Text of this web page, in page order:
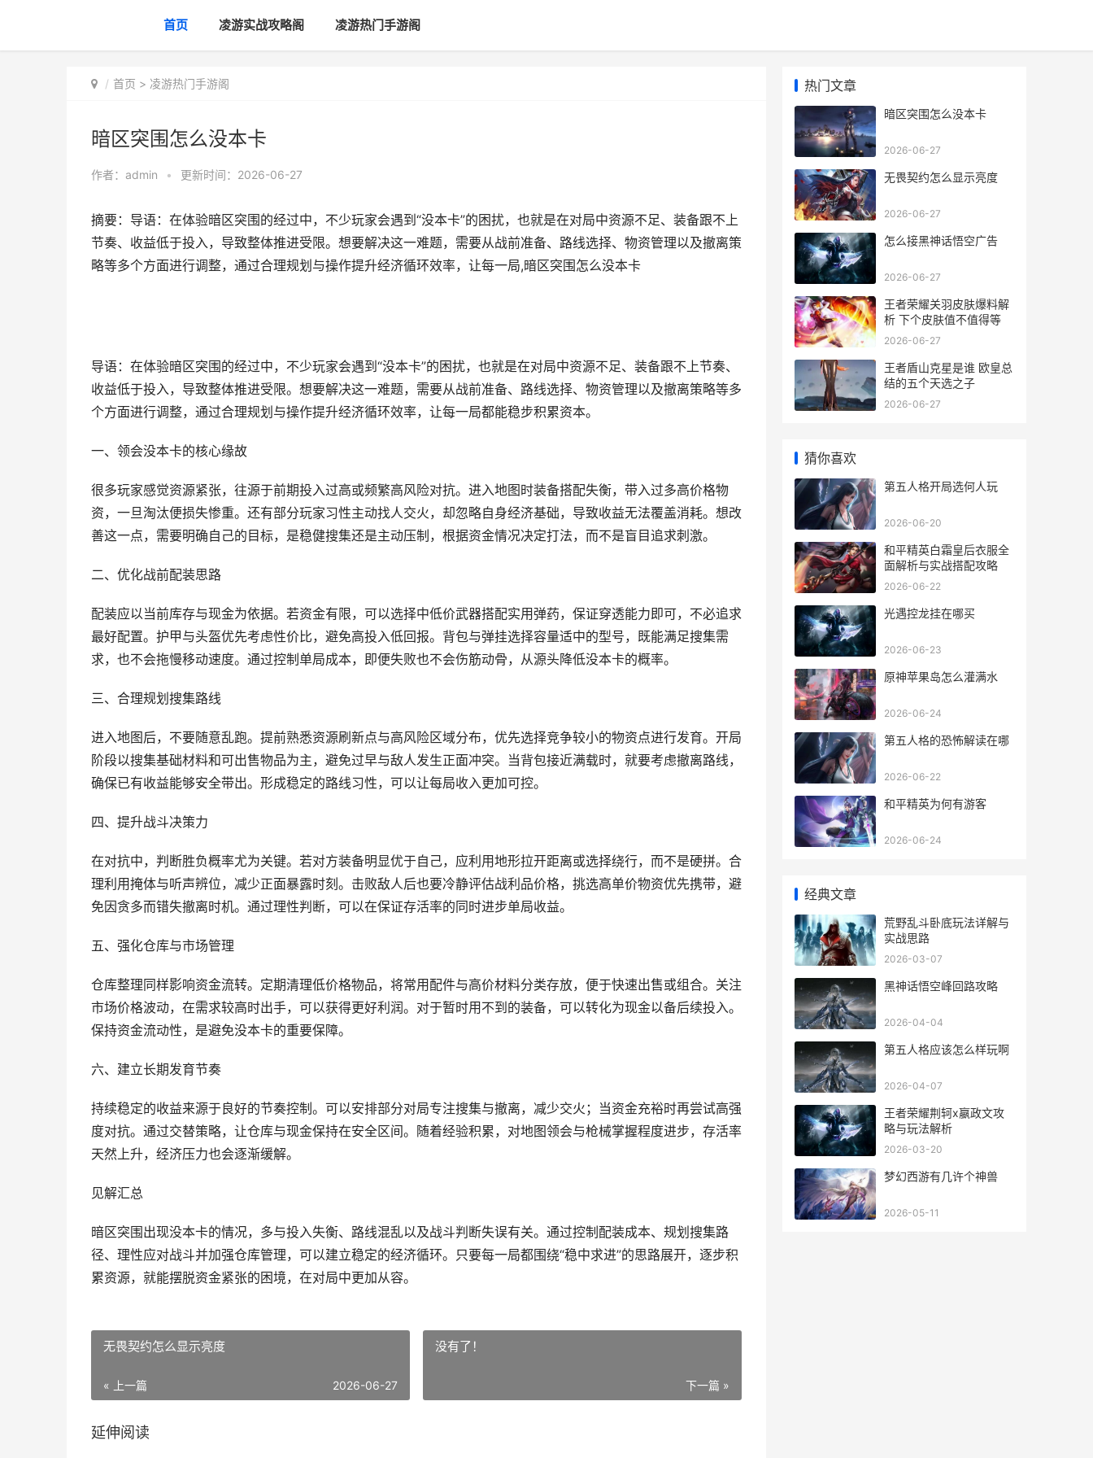
首页 凌游实战攻略阁 凌游热门手游阁
首页 > 凌游热门手游阁
暗区突围怎么没本卡
作者： admin • 更新时间：2026-06-27
摘要：导语：在体验暗区突围的经过中，不少玩家会遇到“没本卡”的困扰，也就是在对局中资源不足、装备跟不上
节奏、收益低于投入，导致整体推进受限。想要解决这一难题，需要从战前准备、路线选择、物资管理以及撤离策
略等多个方面进行调整，通过合理规划与操作提升经济循环效率，让每一局,暗区突围怎么没本卡
导语：在体验暗区突围的经过中，不少玩家会遇到“没本卡”的困扰，也就是在对局中资源不足、装备跟不上节奏、
收益低于投入，导致整体推进受限。想要解决这一难题，需要从战前准备、路线选择、物资管理以及撤离策略等多
个方面进行调整，通过合理规划与操作提升经济循环效率，让每一局都能稳步积累资本。
一、领会没本卡的核心缘故
很多玩家感觉资源紧张，往源于前期投入过高或频繁高风险对抗。进入地图时装备搭配失衡，带入过多高价格物
资，一旦淘汰便损失惨重。还有部分玩家习性主动找人交火，却忽略自身经济基础，导致收益无法覆盖消耗。想改
善这一点，需要明确自己的目标，是稳健搜集还是主动压制，根据资金情况决定打法，而不是盲目追求刺激。
二、优化战前配装思路
配装应以当前库存与现金为依据。若资金有限，可以选择中低价武器搭配实用弹药，保证穿透能力即可，不必追求
最好配置。护甲与头盔优先考虑性价比，避免高投入低回报。背包与弹挂选择容量适中的型号，既能满足搜集需
求，也不会拖慢移动速度。通过控制单局成本，即便失败也不会伤筋动骨，从源头降低没本卡的概率。
三、合理规划搜集路线
进入地图后，不要随意乱跑。提前熟悉资源刷新点与高风险区域分布，优先选择竞争较小的物资点进行发育。开局
阶段以搜集基础材料和可出售物品为主，避免过早与敌人发生正面冲突。当背包接近满载时，就要考虑撤离路线，
确保已有收益能够安全带出。形成稳定的路线习性，可以让每局收入更加可控。
四、提升战斗决策力
在对抗中，判断胜负概率尤为关键。若对方装备明显优于自己，应利用地形拉开距离或选择绕行，而不是硬拼。合
理利用掩体与听声辨位，减少正面暴露时刻。击败敌人后也要冷静评估战利品价格，挑选高单价物资优先携带，避
免因贪多而错失撤离时机。通过理性判断，可以在保证存活率的同时进步单局收益。
五、强化仓库与市场管理
仓库整理同样影响资金流转。定期清理低价格物品，将常用配件与高价材料分类存放，便于快速出售或组合。关注
市场价格波动，在需求较高时出手，可以获得更好利润。对于暂时用不到的装备，可以转化为现金以备后续投入。
保持资金流动性，是避免没本卡的重要保障。
六、建立长期发育节奏
持续稳定的收益来源于良好的节奏控制。可以安排部分对局专注搜集与撤离，减少交火；当资金充裕时再尝试高强
度对抗。通过交替策略，让仓库与现金保持在安全区间。随着经验积累，对地图领会与枪械掌握程度进步，存活率
天然上升，经济压力也会逐渐缓解。
见解汇总
暗区突围出现没本卡的情况，多与投入失衡、路线混乱以及战斗判断失误有关。通过控制配装成本、规划搜集路
径、理性应对战斗并加强仓库管理，可以建立稳定的经济循环。只要每一局都围绕“稳中求进”的思路展开，逐步积
累资源，就能摆脱资金紧张的困境，在对局中更加从容。
无畏契约怎么显示亮度
« 上一篇 2026-06-27
没有了！
下一篇 »
延伸阅读
热门文章
暗区突围怎么没本卡
2026-06-27
无畏契约怎么显示亮度
2026-06-27
怎么接黑神话悟空广告
2026-06-27
王者荣耀关羽皮肤爆料解
析 下个皮肤值不值得等
2026-06-27
王者盾山克星是谁 欧皇总
结的五个天选之子
2026-06-27
猜你喜欢
第五人格开局选何人玩
2026-06-20
和平精英白霜皇后衣服全
面解析与实战搭配攻略
2026-06-22
光遇控龙挂在哪买
2026-06-23
原神苹果岛怎么灌满水
2026-06-24
第五人格的恐怖解读在哪
2026-06-22
和平精英为何有游客
2026-06-24
经典文章
荒野乱斗卧底玩法详解与
实战思路
2026-03-07
黑神话悟空峰回路攻略
2026-04-04
第五人格应该怎么样玩啊
2026-04-07
王者荣耀荆轲x嬴政文攻
略与玩法解析
2026-03-20
梦幻西游有几许个神兽
2026-05-11